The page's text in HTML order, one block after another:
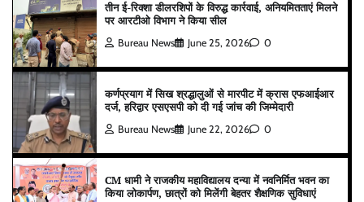
तीन ई-रिक्शा डीलरशिपों के विरुद्ध कार्रवाई, अनियमितताएं मिलने
पर आरटीओ विभाग ने किया सील
Bureau News June 25, 2026 0
कर्णप्रयाग में सिख श्रद्धालुओं से मारपीट में क्रास एफआईआर
दर्ज, हरिद्वार एसएसपी को दी गई जांच की जिम्मेदारी
Bureau News June 22, 2026 0
CM धामी ने राजकीय महाविद्यालय दन्या में नवनिर्मित भवन का
किया लोकार्पण, छात्रों को मिलेंगी बेहतर शैक्षणिक सुविधाएं